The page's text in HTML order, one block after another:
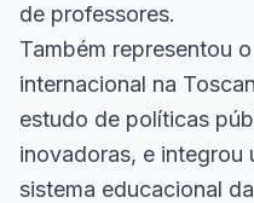
de professores.
Também representou
internacional na
estudo de políticas
inovadoras, e integrou
sistema educacional